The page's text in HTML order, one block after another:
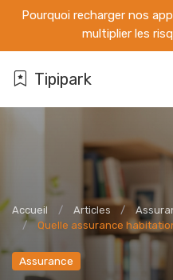
Pourquoi recharger nos
multiplier les
Tipipark
Accueil Articles
Quelle assurance
Assurance